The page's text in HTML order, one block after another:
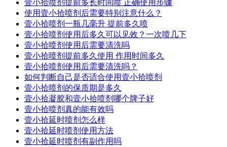
壹小拾喷剂提前多长时间喷 正确使用步骤
使用壹小拾喷剂后需要特别注意什么？
壹小拾喷剂一瓶几毫升 提前多久喷
壹小拾喷剂使用后多久可以见效？一次喷几下
壹小拾喷剂使用后需要清洗吗
壹小拾喷剂提前多久使用 作用时间多久
壹小拾喷剂使用后需要清洗吗？
如何判断自己是否适合使用壹小拾喷剂
壹小拾喷剂的保质期是多久
壹小拾凝胶和壹小拾喷剂哪个牌子好
壹小拾喷剂真的能有效吗
壹小拾延时喷剂怎么样
壹小拾延时喷剂使用方法
壹小拾延时喷剂有副作用吗